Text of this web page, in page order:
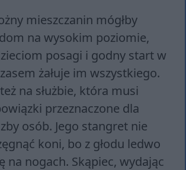
mieszczanin mógłby
na wysokim poziomie,
posagi i godny start w
żałuje im wszystkiego.
na służbie, która musi
przeznaczone dla
osób. Jego stangret nie
koni, bo z głodu ledwo
na nogach. Skąpiec, wydając